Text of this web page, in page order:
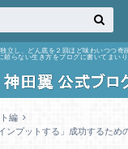
立し、どん底を２回ほど味わいつつ奇
頼らない生き方をブログに書いてまいり
編
ンプットする」成功するため